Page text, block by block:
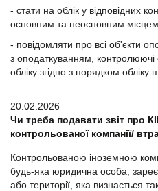
- стати на облік у відповідних
основним та неосновним місцем
- повідомляти про всі об'єкти
з оподаткуванням,
обліку згідно з порядком обліку
20.02.2026
Чи треба подавати звіт про
контрольованої компанії/
Контрольованою іноземною
будь-яка юридична особа,
або території, яка визнається